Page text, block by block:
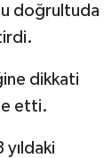
doğrultuda
dikkati
etti.
yıldaki